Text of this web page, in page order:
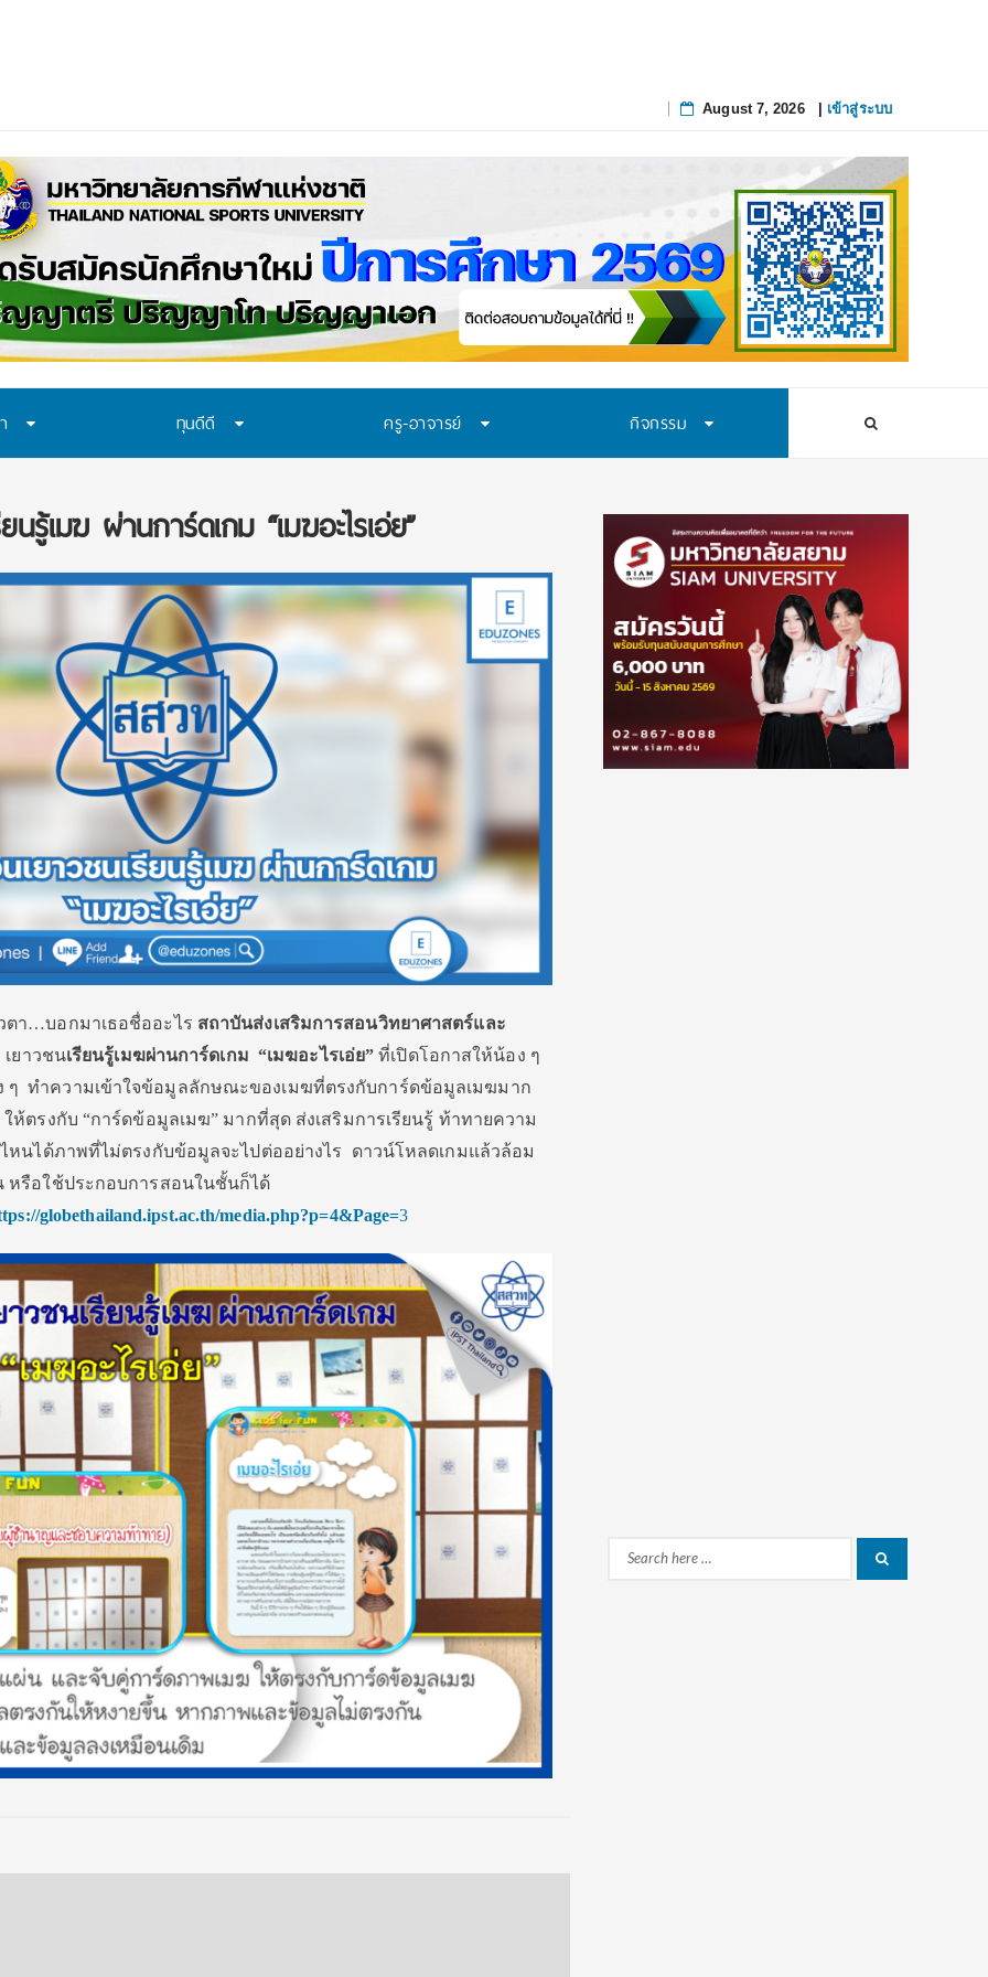
August 7, 2026| เข้าสู่ระบบ
ทุนดีดี ครู-อาจารย์ กิจกรรม
รู้เมฆ ผ่านการ์ดเกม “เมฆอะไรเอ่ย”
ตา…บอกมาเธอชื่ออะไร สถาบันส่งเสริมการสอนวิทยาศาสตร์และ
ยาวชนเรียนรู้เมฆผ่านการ์ดเกม “เมฆอะไรเอ่ย” ที่เปิดโอกาสให้น้อง ๆ
ๆ ทำความเข้าใจข้อมูลลักษณะของเมฆที่ตรงกับการ์ดข้อมูลเมฆมาก
ห้ตรงกับ “การ์ดข้อมูลเมฆ” มากที่สุด ส่งเสริมการเรียนรู้ ท้าทายความ
หนได้ภาพที่ไม่ตรงกับข้อมูลจะไปต่ออย่างไร
ดาวน์โหลดเกมแล้วล้อม
หรือใช้ประกอบการสอนในชั้นก็ได้
globethailand.ipst.ac.th/media.php?p=4&Page=3
Search